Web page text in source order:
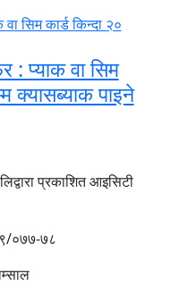
प्याक वा सिम
क्यासब्याक पाइने
प्रकाशित आइसिटी
०७७-७८